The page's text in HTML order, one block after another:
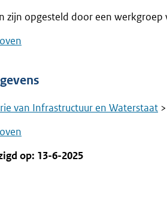
zijn opgesteld door een werkgroep
van Infrastructuur en Waterstaat
op: 13-6-2025